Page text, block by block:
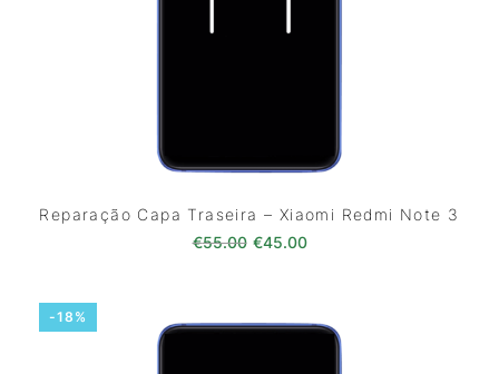
Reparação Capa Traseira – Xiaomi Redmi Note 3
€55.00 O preço original era: €55.00.
€45.00O preço atual é:
-18%